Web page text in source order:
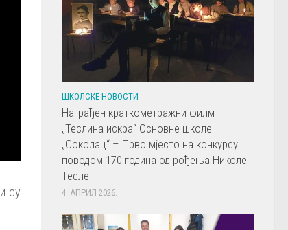
су
ШКОЛСКЕ НОВОСТИ
Награђен краткометражни филм
„Теслина искра“ Основне школе
„Соколац“ – Прво мјесто на конкурсу
поводом 170 година од рођења Николе
Тесле
4. АПРИЛ 2026.